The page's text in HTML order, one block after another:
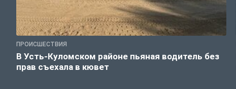
ПРОИСШЕСТВИЯ
В Усть-Куломском районе пьяная водитель без
прав съехала в кювет